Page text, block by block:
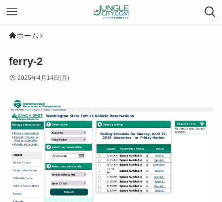
ホーム
ferry-2
2025年4月14日(月)